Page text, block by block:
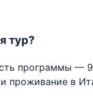
тур?
программы —
проживание в